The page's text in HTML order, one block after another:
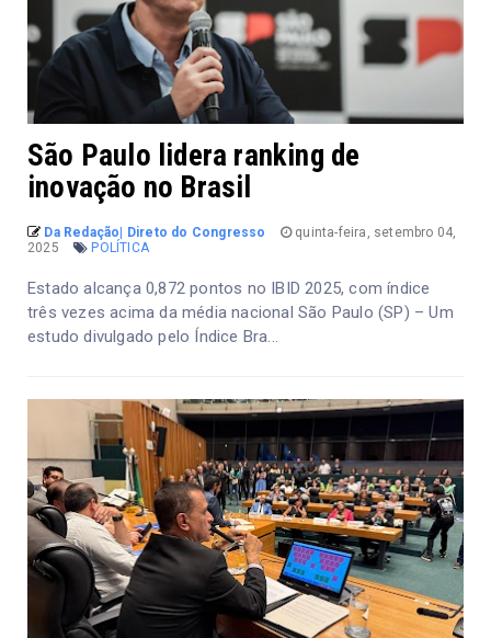
São Paulo lidera ranking de
inovação no Brasil
Da Redação| Direto do Congresso
quinta-feira, setembro 04,
2025
POLÍTICA
Estado alcança 0,872 pontos no IBID 2025, com índice
três vezes acima da média nacional São Paulo (SP) – Um
estudo divulgado pelo Índice Bra...